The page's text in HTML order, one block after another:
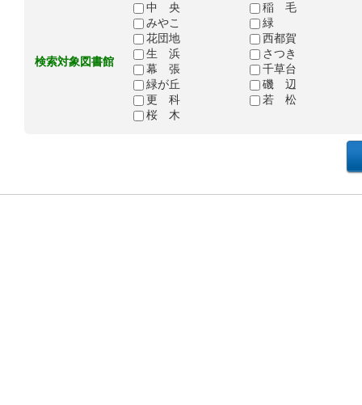
検索対象図書館
中 央
稲 毛
みやこ
緑
花団地
西都賀
生 浜
さつき
幕 張
千草台
緑が丘
磯 辺
更 科
若 松
桜 木